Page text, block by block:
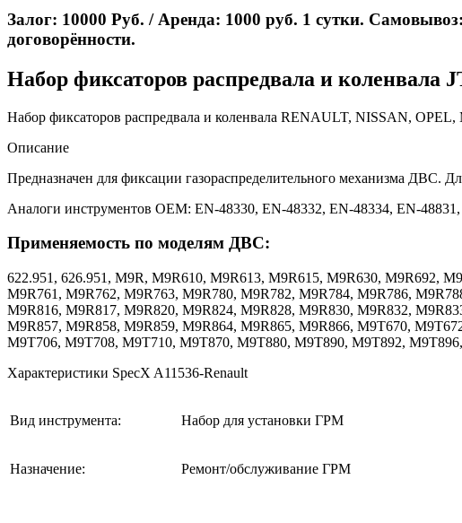
Залог: 10000 Руб. / Аренда: 1000 руб. 1 сутки.
договорённости.
Набор фиксаторов распредвала и коленвала
Набор фиксаторов распредвала и коленвала RENAULT, NISSAN,
Описание
Предназначен для фиксации газораспределительного механизма
Аналоги инструментов ОЕМ: EN-48330, EN-48332, EN-48334, EN-
Применяемость по моделям ДВС:
622.951, 626.951, M9R, M9R610, M9R613, M9R615, M9R630, M9R692,
M9R761, M9R762, M9R763, M9R780, M9R782, M9R784, M9R786,
M9R816, M9R817, M9R820, M9R824, M9R828, M9R830, M9R832,
M9R857, M9R858, M9R859, M9R864, M9R865, M9R866, M9T670,
M9T706, M9T708, M9T710, M9T870, M9T880, M9T890, M9T892,
Характеристики SpecX A11536-Renault
Вид инструмента: Набор для установки ГРМ
Назначение: Ремонт/обслуживание ГРМ